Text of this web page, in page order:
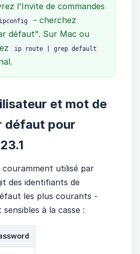
l'Invite de commandes
ipconfig
- cherchez
défaut". Sur Mac ou
ip route | grep default
et mot de
défaut pour
couramment utilisé par
des identifiants de
les plus courants -
à la casse :